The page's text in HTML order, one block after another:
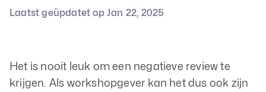
Laatst geüpdatet op Jan 22, 2025
Het is nooit leuk om een negatieve review te
krijgen. Als workshopgever kan het dus ook zijn